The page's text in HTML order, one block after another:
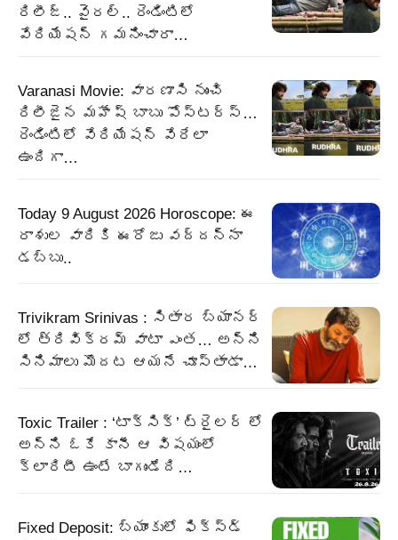
రిలీజ్.. వైరల్.. రెండింటిలో
వేరియేషన్ గమనించారా…
Varanasi Movie: వారణాసి నుంచి
రిలీజైన మహేష్ బాబు పోస్టర్స్…
రెండింటిలో వేరియేషన్ వేరేలా
ఉందిగా…
Today 9 August 2026 Horoscope: ఈ
రాశుల వారికి ఈరోజు వద్దన్నా
డబ్బు..
Trivikram Srinivas : సితార బ్యానర్
లో త్రివిక్రమ్ వాటా ఎంత… అన్ని
సినిమాలు మొదట ఆయనే చూస్తాడా…
Toxic Trailer : ‘టాక్సిక్’ ట్రైలర్ లో
అన్ని ఓకే కానీ ఆ విషయంలో
క్లారిటీ ఉంటే బాగుండేది…
Fixed Deposit: బ్యాంకులో ఫిక్స్డ్